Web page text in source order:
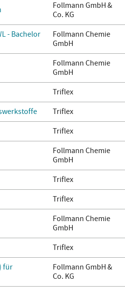
Follmann GmbH &
Co. KG
- Bachelor
Follmann Chemie
GmbH
Follmann Chemie
GmbH
Triflex
Triflex
Triflex
Follmann Chemie
GmbH
Triflex
Triflex
Follmann Chemie
GmbH
Triflex
für
Follmann GmbH &
Co. KG